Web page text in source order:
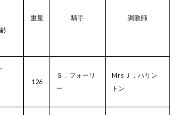
重量 騎手 調教師
126
Ｓ．フォーリ
ー
Mrs Ｊ．ハリン
トン